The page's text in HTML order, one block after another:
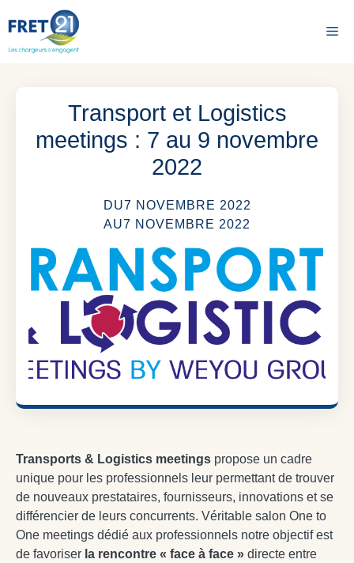
au
contenu
Transport et Logistics
meetings : 7 au 9 novembre
2022
DU7 NOVEMBRE 2022
AU7 NOVEMBRE 2022
Transports & Logistics meetings propose un cadre
unique pour les professionnels leur permettant de trouver
de nouveaux prestataires, fournisseurs, innovations et se
différencier de leurs concurrents. Véritable salon One to
One meetings dédié aux professionnels notre objectif est
de favoriser la rencontre « face à face » directe entre